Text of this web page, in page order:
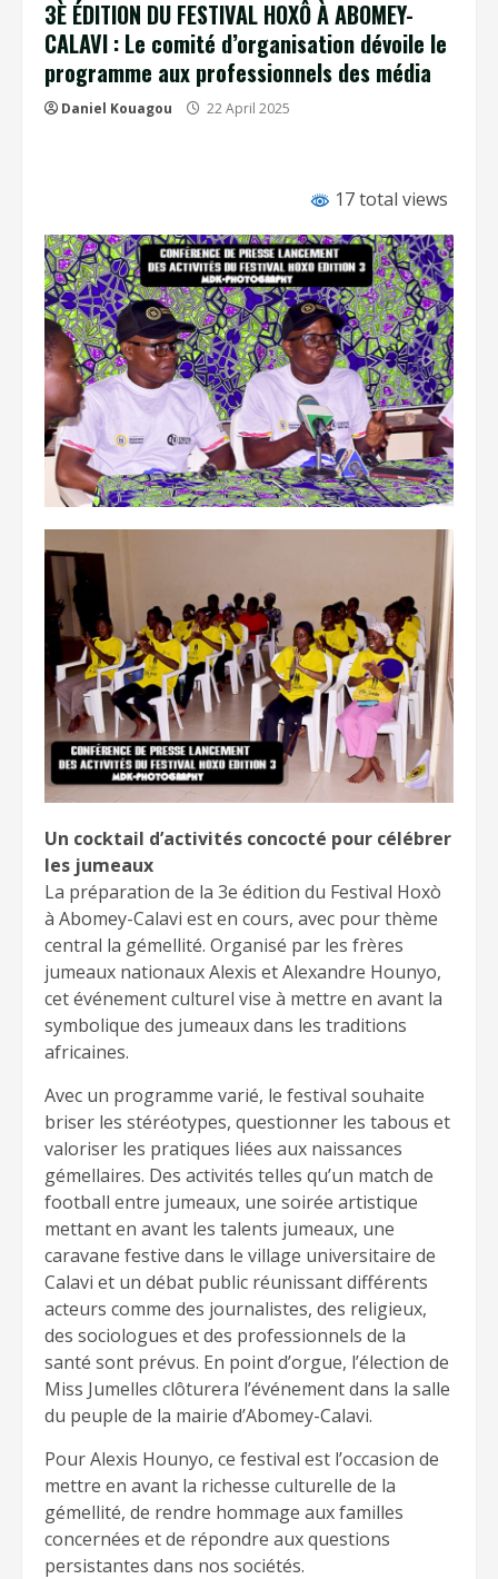
3È ÉDITION DU FESTIVAL HOXÔ À ABOMEY-
CALAVI : Le comité d’organisation dévoile le
programme aux professionnels des média
Daniel Kouagou 22 April 2025
17 total views
Un cocktail d’activités concocté pour célébrer
les jumeaux
La préparation de la 3e édition du Festival Hoxò
à Abomey-Calavi est en cours, avec pour thème
central la gémellité. Organisé par les frères
jumeaux nationaux Alexis et Alexandre Hounyo,
cet événement culturel vise à mettre en avant la
symbolique des jumeaux dans les traditions
africaines.
Avec un programme varié, le festival souhaite
briser les stéréotypes, questionner les tabous et
valoriser les pratiques liées aux naissances
gémellaires. Des activités telles qu’un match de
football entre jumeaux, une soirée artistique
mettant en avant les talents jumeaux, une
caravane festive dans le village universitaire de
Calavi et un débat public réunissant différents
acteurs comme des journalistes, des religieux,
des sociologues et des professionnels de la
santé sont prévus. En point d’orgue, l’élection de
Miss Jumelles clôturera l’événement dans la salle
du peuple de la mairie d’Abomey-Calavi.
Pour Alexis Hounyo, ce festival est l’occasion de
mettre en avant la richesse culturelle de la
gémellité, de rendre hommage aux familles
concernées et de répondre aux questions
persistantes dans nos sociétés.